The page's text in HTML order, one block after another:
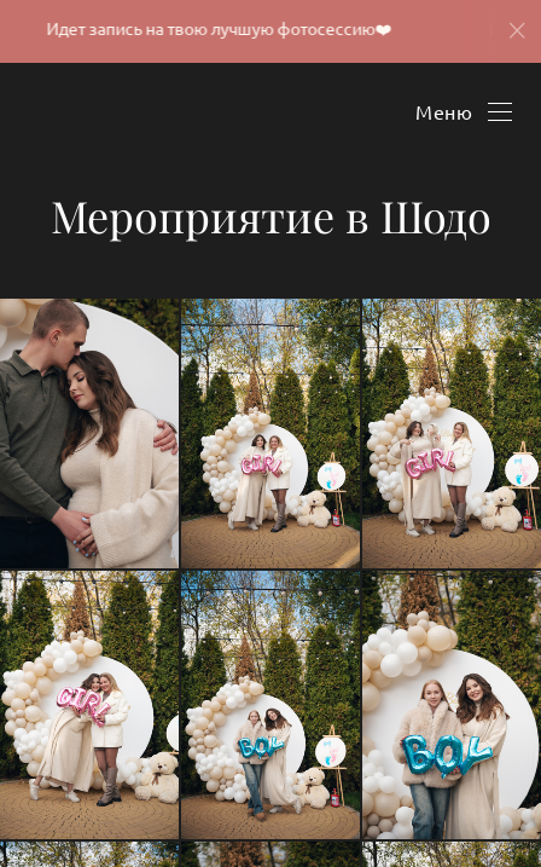
Идет запись на твою лучшую фотосессию❤️ Идет
Меню
Мероприятие в Шодо